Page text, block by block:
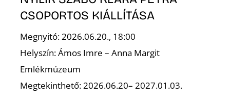
CSOPORTOS KIÁLLÍTÁSA
Megnyitó: 2026.06.20., 18:00
Helyszín: Ámos Imre – Anna Margit
Emlékmúzeum
Megtekinthető: 2026.06.20– 2027.01.03.